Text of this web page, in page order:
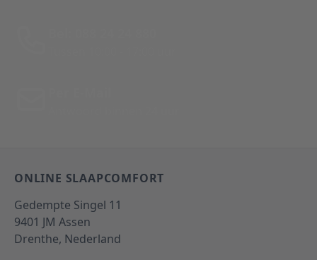
ONLINE SLAAPCOMFORT
Gedempte Singel 11
9401 JM Assen
Drenthe, Nederland